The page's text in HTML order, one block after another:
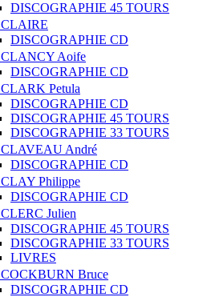
DISCOGRAPHIE 45 TOURS
CLAIRE
DISCOGRAPHIE CD
CLANCY Aoife
DISCOGRAPHIE CD
CLARK Petula
DISCOGRAPHIE CD
DISCOGRAPHIE 45 TOURS
DISCOGRAPHIE 33 TOURS
CLAVEAU André
DISCOGRAPHIE CD
CLAY Philippe
DISCOGRAPHIE CD
CLERC Julien
DISCOGRAPHIE 45 TOURS
DISCOGRAPHIE 33 TOURS
LIVRES
COCKBURN Bruce
DISCOGRAPHIE CD